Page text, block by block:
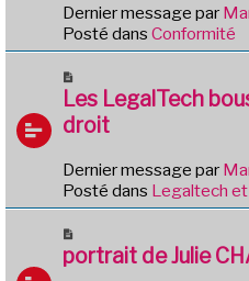
a
u
s
s
g
e
Dernier message par
Posté dans Conformité
o
u
v
a
u
s
Les LegalTech
droit
Dernier message par
Posté dans Legaltech
o
portrait de Julie